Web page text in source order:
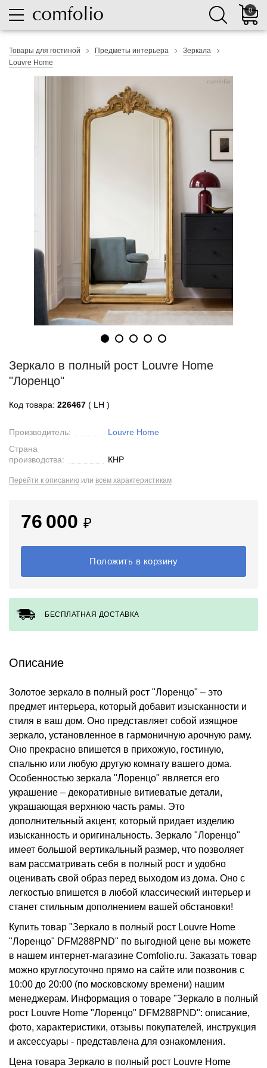
0
Товары для гостиной Предметы интерьера
Зеркала
Louvre Home
Зеркало в полный рост Louvre Home
"Лоренцо"
Код товара: 226467 ( LH )
Производитель:
Louvre Home
Страна
производства:
КНР
Перейти к описанию или всем характеристикам
76 000 ₽
Положить в корзину
БЕСПЛАТНАЯ ДОСТАВКА
Описание
Золотое зеркало в полный рост "Лоренцо" – это
предмет интерьера, который добавит изысканности и
стиля в ваш дом. Оно представляет собой изящное
зеркало, установленное в гармоничную арочную раму.
Оно прекрасно впишется в прихожую, гостиную,
спальню или любую другую комнату вашего дома.
Особенностью зеркала "Лоренцо" является его
украшение – декоративные витиеватые детали,
украшающая верхнюю часть рамы. Это
дополнительный акцент, который придает изделию
изысканность и оригинальность. Зеркало "Лоренцо"
имеет большой вертикальный размер, что позволяет
вам рассматривать себя в полный рост и удобно
оценивать свой образ перед выходом из дома. Оно с
легкостью впишется в любой классический интерьер и
станет стильным дополнением вашей обстановки!
Купить товар "Зеркало в полный рост Louvre Home
"Лоренцо" DFM288PND" по выгодной цене вы можете
в нашем интернет-магазине Comfolio.ru. Заказать товар
можно круглосуточно прямо на сайте или позвонив с
10:00 до 20:00 (по московскому времени) нашим
менеджерам. Информация о товаре "Зеркало в полный
рост Louvre Home "Лоренцо" DFM288PND": описание,
фото, характеристики, отзывы покупателей, инструкция
и аксессуары - представлена для ознакомления.
Цена товара Зеркало в полный рост Louvre Home